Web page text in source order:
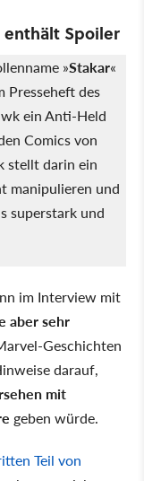
Spoiler
»Stakar«
Presseheft des
ein Anti-Held
Comics von
stellt darin ein
manipulieren und
superstark und
im Interview mit
aber sehr
Geschichten
darauf,
mit
geben würde.
Teil von